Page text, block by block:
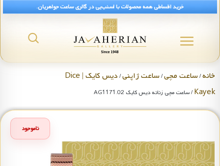
خرید اقساطی همه محصولات با اسنپ‌پی در گالری ساعت جواهریان.
خانه/ساعت مچی/ساعت ژاپنی/
دیس کایک | Dice
Kayek/ ساعت مچی زنانه دیس کایک AG1171.02
ناموجود